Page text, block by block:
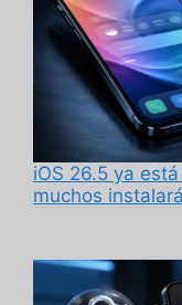
iOS 26.5 ya
muchos